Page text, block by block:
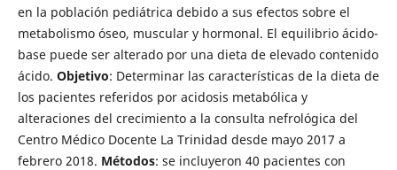
en la población pediátrica debido a sus efectos sobre el
metabolismo óseo, muscular y hormonal. El equilibrio ácido-
base puede ser alterado por una dieta de elevado contenido
ácido. Objetivo: Determinar las características de la dieta de
los pacientes referidos por acidosis metabólica y
alteraciones del crecimiento a la consulta nefrológica del
Centro Médico Docente La Trinidad desde mayo 2017 a
febrero 2018. Métodos: se incluyeron 40 pacientes con